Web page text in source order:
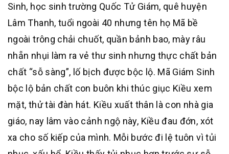
Sinh, học sinh trường Quốc Tử Giám, quê huyện
Lâm Thanh, tuổi ngoài 40 nhưng tên họ Mã bề
ngoài trông chải chuốt, quần bảnh bao, mày râu
nhẵn nhụi làm ra vẻ thư sinh nhưng thực chất bản
chất “sỗ sàng”, lố bịch được bộc lộ. Mã Giám Sinh
bộc lộ bản chất con buôn khi thúc giục Kiều xem
mặt, thử tài đàn hát. Kiều xuất thân là con nhà gia
giáo, nay lâm vào cảnh ngộ này, Kiều đau đớn, xót
xa cho số kiếp của mình. Mỗi bước đi lệ tuôn vì tủi